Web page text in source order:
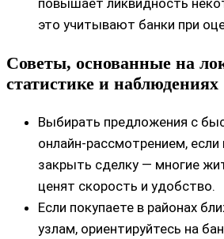
повышает ликвидность
это учитывают банки при
Советы, основанные на
статистике и наблюдениях
Выбирать предложения с
онлайн‑рассмотрением,
закрыть сделку — многие
ценят скорость и удобство.
Если покупаете в районах
узлам, ориентируйтесь на